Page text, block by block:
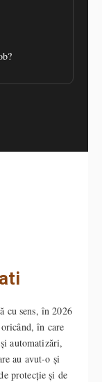
cu sens, în 2026
în care
automatizări,
au avut-o și
protecție și de